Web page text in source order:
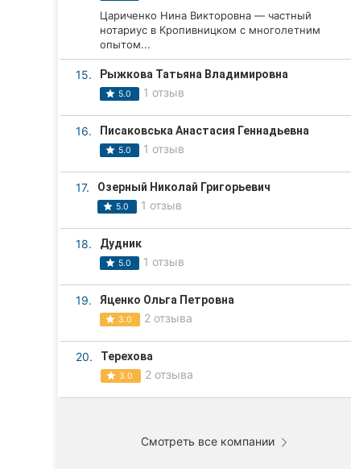
Цариченко Нина Викторовна — частный
нотариус в Кропивницком с многолетним
опытом...
15. Рыжкова Татьяна Владимировна
5.0 1 отзыв
16. Писаковська Анастасия Геннадьевна
5.0 1 отзыв
17. Озерный Николай Григорьевич
5.0 1 отзыв
18. Дудник
5.0 1 отзыв
19. Яценко Ольга Петровна
3.0 2 отзыва
20. Терехова
3.0 2 отзыва
Смотреть все компании